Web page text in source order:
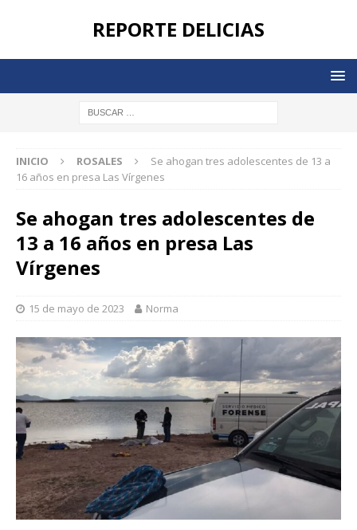
REPORTE DELICIAS
INICIO ROSALES
Se ahogan tres adolescentes de 13 a
16 años en presa Las Vírgenes
Se ahogan tres adolescentes de
13 a 16 años en presa Las
Vírgenes
15 de mayo de 2023 Norma